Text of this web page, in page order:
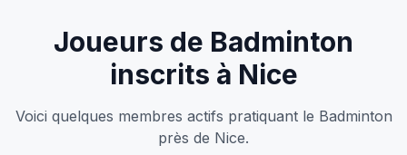
Joueurs de Badminton
inscrits à Nice
Voici quelques membres actifs pratiquant le Badminton
près de Nice.